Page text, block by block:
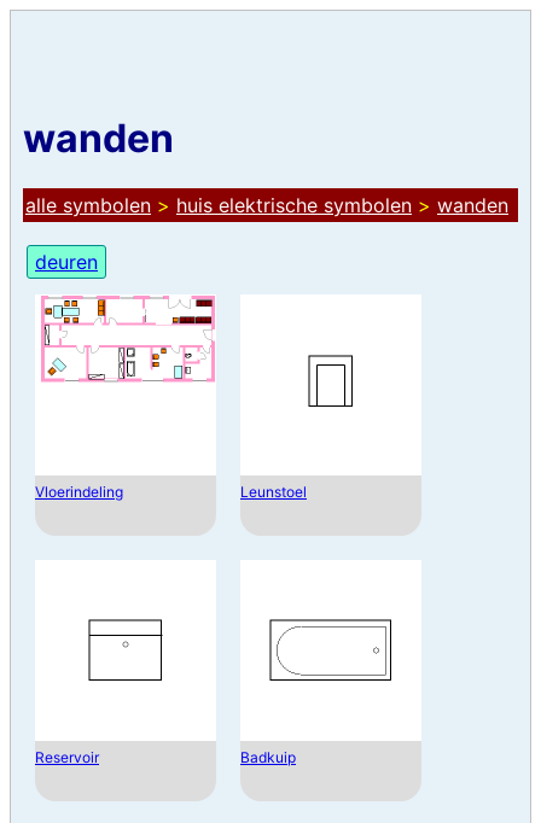
wanden
alle symbolen > huis elektrische symbolen > wanden
deuren
Vloerindeling Leunstoel
Reservoir Badkuip